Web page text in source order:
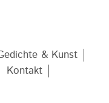
& Kunst
Kontakt